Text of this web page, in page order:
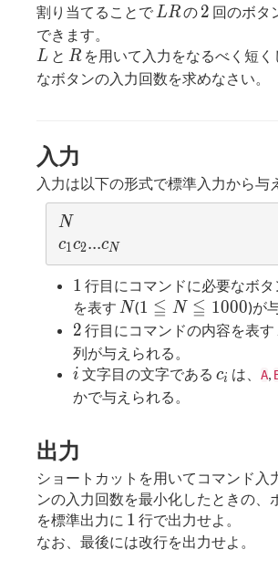
割り当てることで LR
LRの 2
2 回のボタ
できます。
L
L と R
Rを用いて入力をなるべく短く
なボタンの入力回数を求めなさい。
入力
入力は以下の形式で標準入力から与
N
N
c_
{1}c
_
{2}...
c_
{N}
c1c2...cN
1
1 行目にコマンドに必要なボ
を表す N
N(1 ≦
N ≦
1000
1 ≦ N ≦ 1000)が
2
2 行目にコマンドの内容を表す
列が与えられる。
i
i 文字目の文字である c_{i}
ci は、 A,
かで与えられる。
出力
ショートカットを用いてコマンド入
ンの入力回数を最小化したときの、
を標準出力に 1
1 行で出力せよ。
なお、最後には改行を出力せよ。